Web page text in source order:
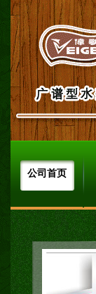
公司首页